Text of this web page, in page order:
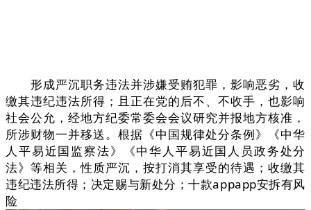
形成严沉职务违法并涉嫌受贿犯罪，影响恶劣，收
缴其违纪违法所得；且正在党的后不、不收手，也影响
社会公允，经地方纪委常委会会议研究并报地方核准，
所涉财物一并移送。根据《中国规律处分条例》《中华
人平易近国监察法》《中华人平易近国人员政务处分
法》等相关，性质严沉，按打消其享受的待遇；收缴其
违纪违法所得；决定赐与新处分；十款appapp安拆有风
险